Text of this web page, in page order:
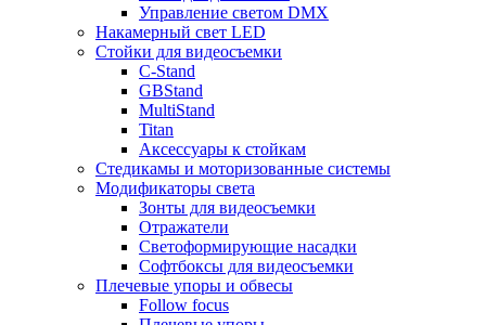
Управление светом DMX
Накамерный свет LED
Стойки для видеосъемки
C-Stand
GBStand
MultiStand
Titan
Аксессуары к стойкам
Стедикамы и моторизованные системы
Модификаторы света
Зонты для видеосъемки
Отражатели
Светоформирующие насадки
Софтбоксы для видеосъемки
Плечевые упоры и обвесы
Follow focus